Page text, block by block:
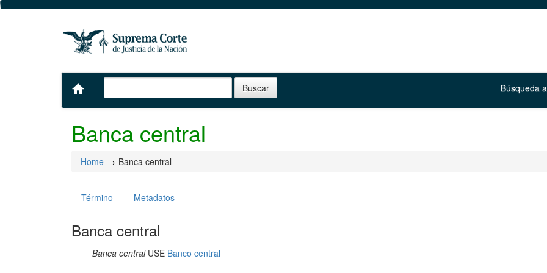
home Búsqueda
Banca central
Home Banca central
Término Metadatos
Banca central
Banca centralUSE Banco central